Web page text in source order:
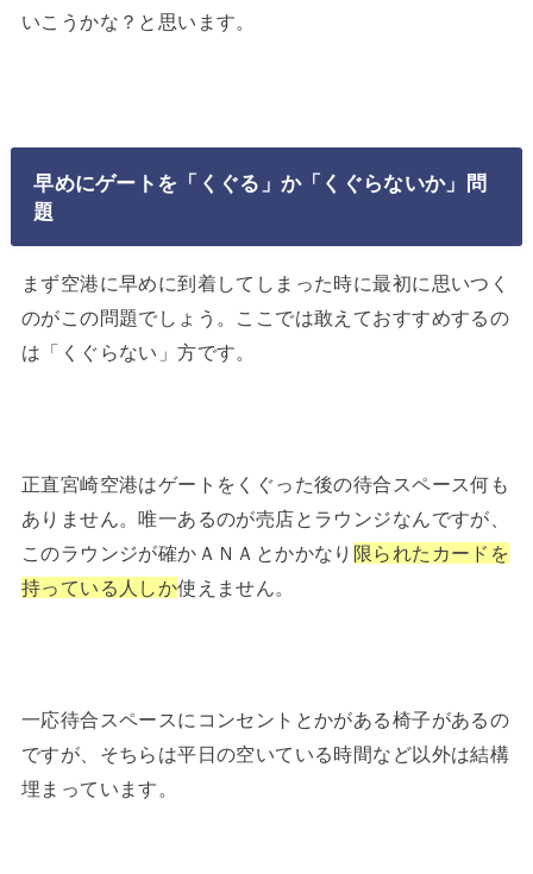
いこうかな？と思います。
早めにゲートを「くぐる」か「くぐらないか」問
題
まず空港に早めに到着してしまった時に最初に思いつく
のがこの問題でしょう。ここでは敢えておすすめするの
は「くぐらない」方です。
正直宮崎空港はゲートをくぐった後の待合スペース何も
ありません。唯一あるのが売店とラウンジなんですが、
このラウンジが確かＡＮＡとかかなり 限られたカードを
持っている人しか使えません。
一応待合スペースにコンセントとかがある椅子があるの
ですが、そちらは平日の空いている時間など以外は結構
埋まっています。